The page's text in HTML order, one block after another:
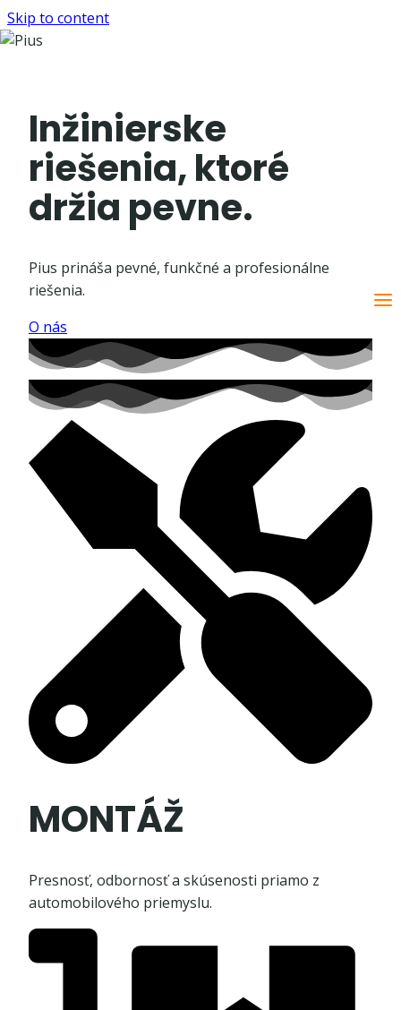
Skip to content
Inžinierske
riešenia, ktoré
držia pevne.
Pius prináša pevné, funkčné a profesionálne
riešenia.
O nás
MONTÁŽ
Presnosť, odbornosť a skúsenosti priamo z
automobilového priemyslu.